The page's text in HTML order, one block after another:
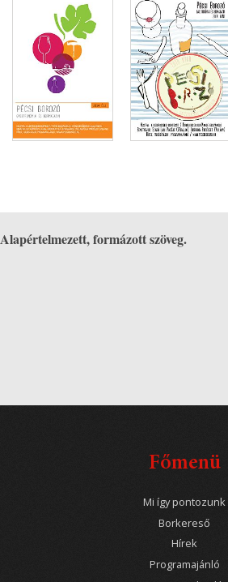
Alapértelmezett, formázott szöveg.
Főmenü
Mi így pontozunk
Borkereső
Hírek
Programajánló